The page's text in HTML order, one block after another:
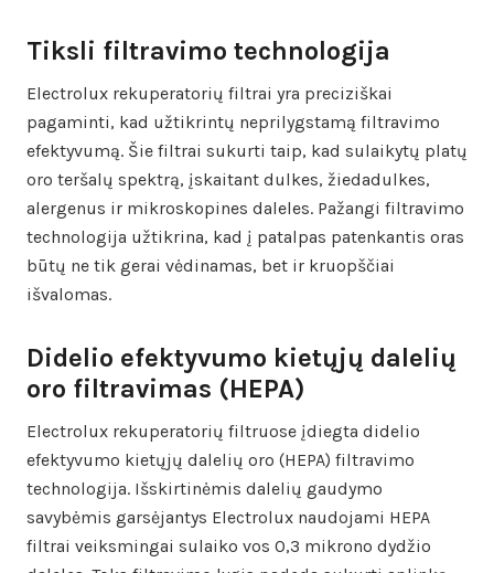
Tiksli filtravimo technologija
Electrolux rekuperatorių filtrai yra preciziškai
pagaminti, kad užtikrintų neprilygstamą filtravimo
efektyvumą. Šie filtrai sukurti taip, kad sulaikytų platų
oro teršalų spektrą, įskaitant dulkes, žiedadulkes,
alergenus ir mikroskopines daleles. Pažangi filtravimo
technologija užtikrina, kad į patalpas patenkantis oras
būtų ne tik gerai vėdinamas, bet ir kruopščiai
išvalomas.
Didelio efektyvumo kietųjų dalelių
oro filtravimas (HEPA)
Electrolux rekuperatorių filtruose įdiegta didelio
efektyvumo kietųjų dalelių oro (HEPA) filtravimo
technologija. Išskirtinėmis dalelių gaudymo
savybėmis garsėjantys Electrolux naudojami HEPA
filtrai veiksmingai sulaiko vos 0,3 mikrono dydžio